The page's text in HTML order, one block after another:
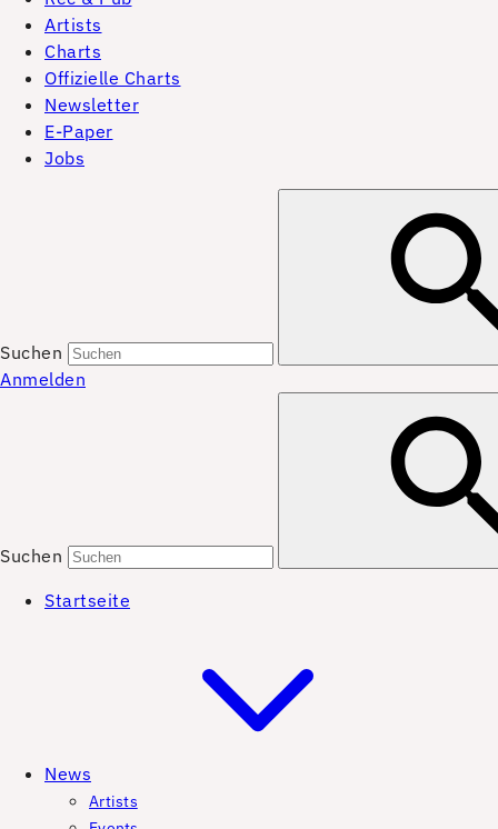
Artists
Charts
Offizielle Charts
Newsletter
E-Paper
Jobs
Suchen
Anmelden
Suchen
Startseite
News
Artists